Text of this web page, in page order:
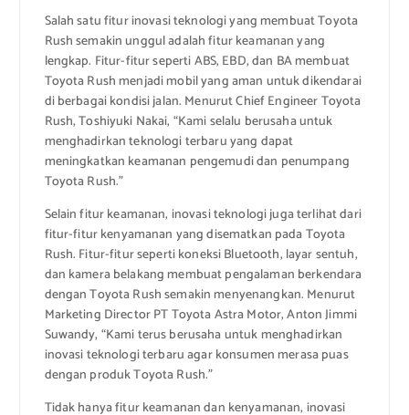
Salah satu fitur inovasi teknologi yang membuat Toyota
Rush semakin unggul adalah fitur keamanan yang
lengkap. Fitur-fitur seperti ABS, EBD, dan BA membuat
Toyota Rush menjadi mobil yang aman untuk dikendarai
di berbagai kondisi jalan. Menurut Chief Engineer Toyota
Rush, Toshiyuki Nakai, “Kami selalu berusaha untuk
menghadirkan teknologi terbaru yang dapat
meningkatkan keamanan pengemudi dan penumpang
Toyota Rush.”
Selain fitur keamanan, inovasi teknologi juga terlihat dari
fitur-fitur kenyamanan yang disematkan pada Toyota
Rush. Fitur-fitur seperti koneksi Bluetooth, layar sentuh,
dan kamera belakang membuat pengalaman berkendara
dengan Toyota Rush semakin menyenangkan. Menurut
Marketing Director PT Toyota Astra Motor, Anton Jimmi
Suwandy, “Kami terus berusaha untuk menghadirkan
inovasi teknologi terbaru agar konsumen merasa puas
dengan produk Toyota Rush.”
Tidak hanya fitur keamanan dan kenyamanan, inovasi